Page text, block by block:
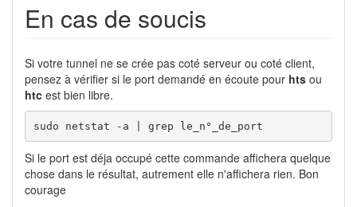
En cas de soucis
Si votre tunnel ne se crée pas coté serveur ou coté client,
pensez à vérifier si le port demandé en écoute pour hts ou
htc est bien libre.
sudo netstat -a | grep le_n°_de_port
Si le port est déja occupé cette commande affichera quelque
chose dans le résultat, autrement elle n'affichera rien. Bon
courage